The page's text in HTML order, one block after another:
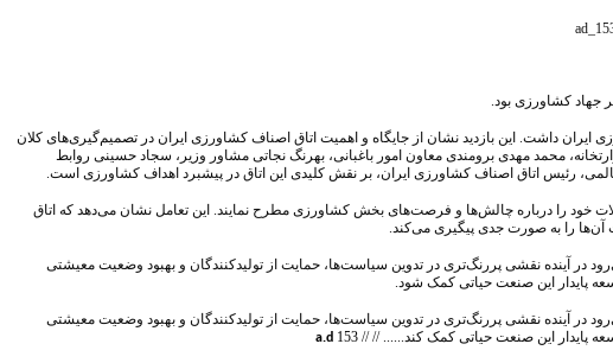
جهاد کشاورزی بود.
ایران داشت. این بازدید نشان از جایگاه و اهمیت اتاق اصناف کشاورزی ایران در تصمیم‌گیری‌های کلان
محمد مهدی برومندی معاون امور باغبانی، بهرنگ نجاتی مشاور وزیر، سجاد حسینی روابط
رئیس اتاق اصناف کشاورزی ایران، بر نقش کلیدی این اتاق در پیشبرد اهداف کشاورزی است.
خود را درباره چالش‌ها و فرصت‌های بخش کشاورزی مطرح نمایند. این تعامل نشان می‌دهد که اتاق
را به صورت جدی پیگیری می‌کند.
در آینده نقشی پررنگ‌تری در تدوین سیاست‌ها، حمایت از تولیدکنندگان و بهبود وضعیت معیشتی
پایدار این صنعت حیاتی کمک شود.
در آینده نقشی پررنگ‌تری در تدوین سیاست‌ها، حمایت از تولیدکنندگان و بهبود وضعیت معیشتی
پایدار این صنعت حیاتی کمک کند...... // //153
a.d